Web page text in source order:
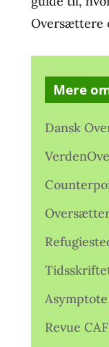
Oversættere
Mere
Dansk
Revue